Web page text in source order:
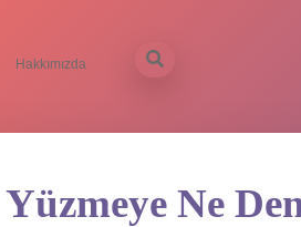
Hakkımızda
Ne